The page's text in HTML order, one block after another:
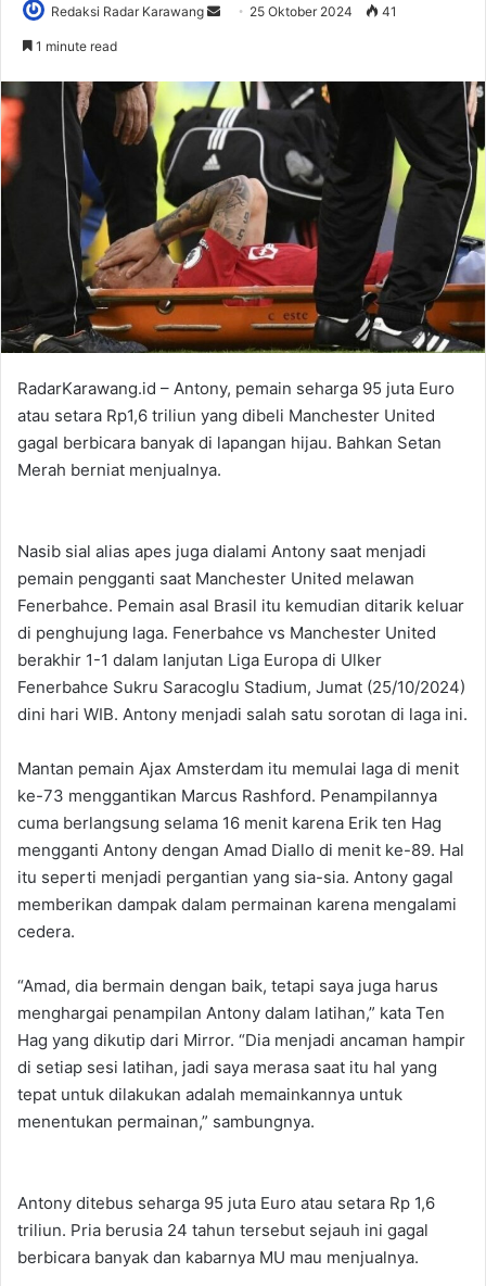
Redaksi Radar Karawang
Send 25 Oktober 2024 41
1 minute read
RadarKarawang.id – Antony, pemain seharga 95 juta Euro
atau setara Rp1,6 triliun yang dibeli Manchester United
gagal berbicara banyak di lapangan hijau. Bahkan Setan
Merah berniat menjualnya.
Nasib sial alias apes juga dialami Antony saat menjadi
pemain pengganti saat Manchester United melawan
Fenerbahce. Pemain asal Brasil itu kemudian ditarik keluar
di penghujung laga. Fenerbahce vs Manchester United
berakhir 1-1 dalam lanjutan Liga Europa di Ulker
Fenerbahce Sukru Saracoglu Stadium, Jumat (25/10/2024)
dini hari WIB. Antony menjadi salah satu sorotan di laga ini.
Mantan pemain Ajax Amsterdam itu memulai laga di menit
ke-73 menggantikan Marcus Rashford. Penampilannya
cuma berlangsung selama 16 menit karena Erik ten Hag
mengganti Antony dengan Amad Diallo di menit ke-89. Hal
itu seperti menjadi pergantian yang sia-sia. Antony gagal
memberikan dampak dalam permainan karena mengalami
cedera.
“Amad, dia bermain dengan baik, tetapi saya juga harus
menghargai penampilan Antony dalam latihan,” kata Ten
Hag yang dikutip dari Mirror. “Dia menjadi ancaman hampir
di setiap sesi latihan, jadi saya merasa saat itu hal yang
tepat untuk dilakukan adalah memainkannya untuk
menentukan permainan,” sambungnya.
Antony ditebus seharga 95 juta Euro atau setara Rp 1,6
triliun. Pria berusia 24 tahun tersebut sejauh ini gagal
berbicara banyak dan kabarnya MU mau menjualnya.